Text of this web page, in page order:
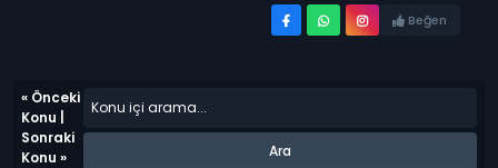
Beğen
« Önceki
Konu
Sonraki
Konu »